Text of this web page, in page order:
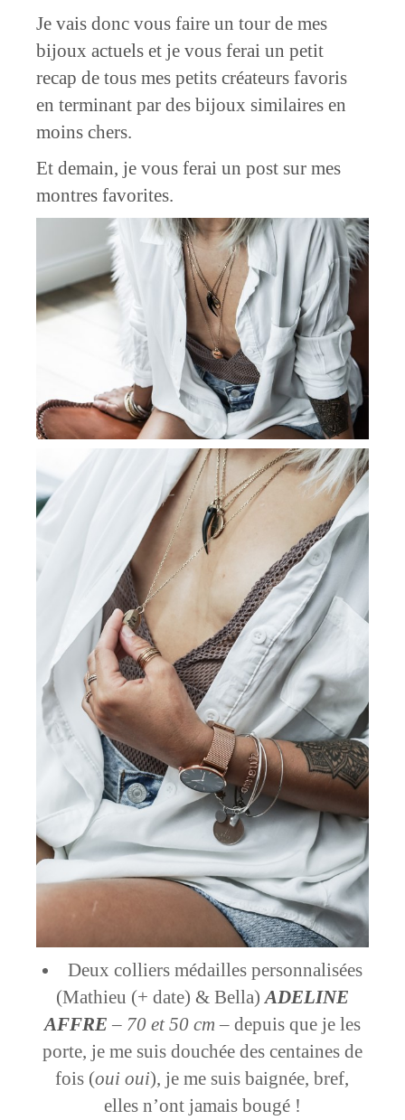
Je vais donc vous faire un tour de mes
bijoux actuels et je vous ferai un petit
recap de tous mes petits créateurs favoris
en terminant par des bijoux similaires en
moins chers.
Et demain, je vous ferai un post sur mes
montres favorites.
Deux colliers médailles personnalisées
(Mathieu (+ date) & Bella) ADELINE
AFFRE – 70 et 50 cm – depuis que je les
porte, je me suis douchée des centaines de
fois (oui oui), je me suis baignée, bref,
elles n’ont jamais bougé !